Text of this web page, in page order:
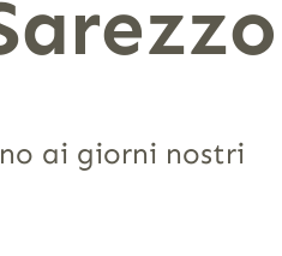
ai giorni nostri